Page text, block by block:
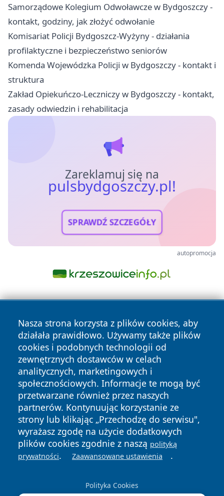
Samorządowe Kolegium Odwoławcze w Bydgoszczy -
kontakt, godziny, jak złożyć odwołanie
Komisariat Policji Bydgoszcz-Wyżyny - działania
profilaktyczne i bezpieczeństwo seniorów
Komenda Wojewódzka Policji w Bydgoszczy - kontakt i
struktura
Zakład Opiekuńczo-Leczniczy w Bydgoszczy - kontakt,
zasady odwiedzin i rehabilitacja
Zareklamuj się na
pulsbydgoszczy.pl!
SPRAWDŹ SZCZEGÓŁY
autopromocja
Nasza strona korzysta z plików cookies, aby
działała prawidłowo. Używamy także plików
cookies i podobnych technologii od
zewnętrznych dostawców w celach
analitycznych, marketingowych i
społecznościowych. Informacje te mogą być
przetwarzane również przez naszych
partnerów. Kontynuując korzystanie ze
strony lub klikając „Przechodzę do serwisu",
wyrażasz zgodę na użycie dodatkowych
plików cookies zgodnie z naszą polityką
prywatności. Zaawansowane ustawienia .
Polityka Cookies
Copyright © 2026 pulsbydgoszczy.pl Wszystkie prawa
zastrzeżone.
News Autorzy
Polityka
Prywatności
Polityka
Cookies